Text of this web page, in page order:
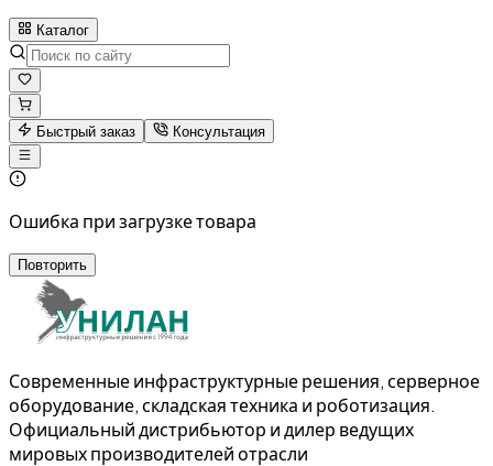
Каталог
Быстрый заказ Консультация
Ошибка при загрузке товара
Повторить
Современные инфраструктурные решения, серверное
оборудование, складская техника и роботизация.
Официальный дистрибьютор и дилер ведущих
мировых производителей отрасли